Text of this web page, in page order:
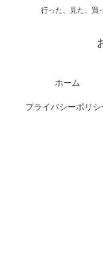
行った、見た、買
ホーム
プライバシーポリシ